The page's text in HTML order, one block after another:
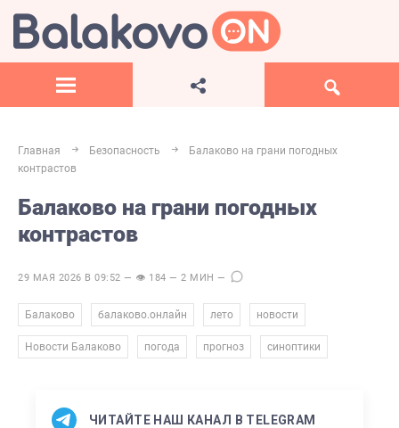
Главная Безопасность
Балаково на грани погодных
контрастов
Балаково на грани погодных
контрастов
29 МАЯ 2026 В 09:52 — 👁 184 — 2 МИН —
Балаково балаково.онлайн лето новости
Новости Балаково погода прогноз синоптики
ЧИТАЙТЕ НАШ КАНАЛ В TELEGRAM